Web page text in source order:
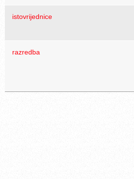
istovrijednice
razredba